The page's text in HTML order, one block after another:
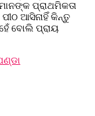
ପ୍ରାଥମିକତା
ଆସିନାହିଁ କିନ୍ତୁ
ବୋଲି ପ୍ରାୟ